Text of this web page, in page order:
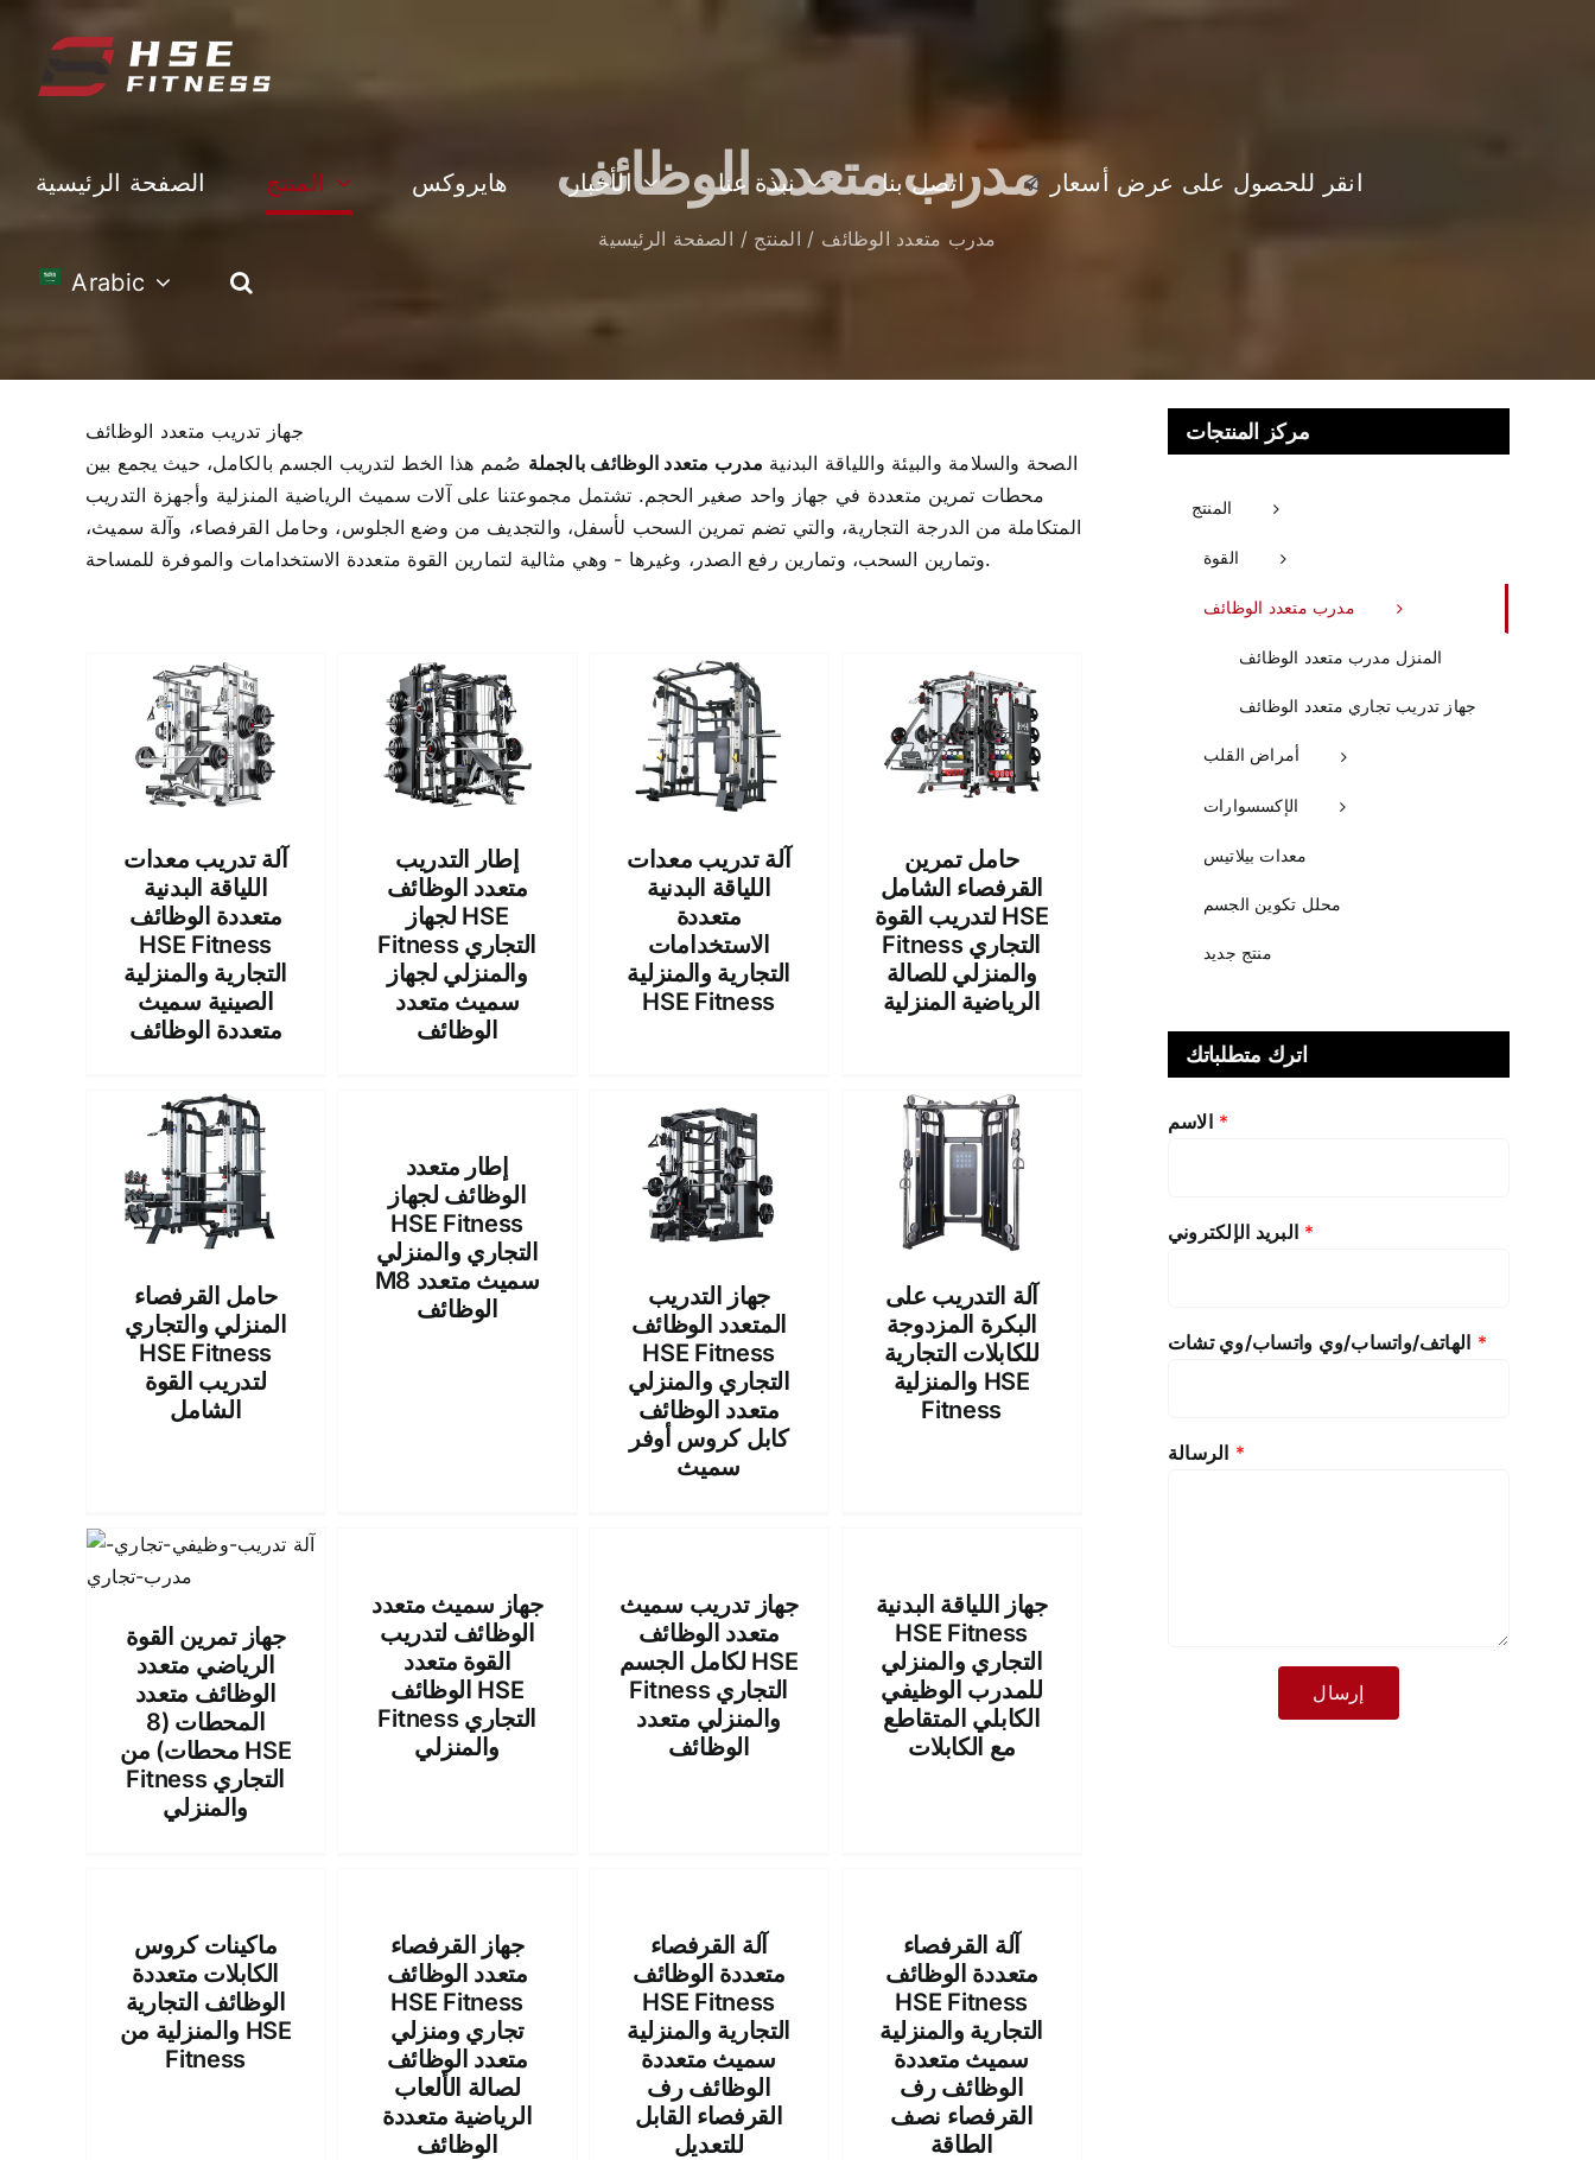
الصفحة الرئيسية المنتج هايروكس الأخبار نبذة عنا اتصل بنا انقر للحصول على عرض أسعار
Arabic
مدرب متعدد الوظائف
الصفحة الرئيسية المنتج مدرب متعدد الوظائف
جهاز تدريب متعدد الوظائف
الصحة والسلامة والبيئة واللياقة البدنية مدرب متعدد الوظائف بالجملة صُمم هذا الخط لتدريب الجسم بالكامل، حيث يجمع بين
محطات تمرين متعددة في جهاز واحد صغير الحجم. تشتمل مجموعتنا على آلات سميث الرياضية المنزلية وأجهزة التدريب
المتكاملة من الدرجة التجارية، والتي تضم تمرين السحب لأسفل، والتجديف من وضع الجلوس، وحامل القرفصاء، وآلة سميث،
وتمارين السحب، وتمارين رفع الصدر، وغيرها - وهي مثالية لتمارين القوة متعددة الاستخدامات والموفرة للمساحة.
آلة تدريب معدات
اللياقة البدنية
متعددة الوظائف
HSE Fitness
التجارية والمنزلية
الصينية سميث
متعددة الوظائف
إطار التدريب
متعدد الوظائف
لجهاز HSE
Fitness التجاري
والمنزلي لجهاز
سميث متعدد
الوظائف
آلة تدريب معدات
اللياقة البدنية
متعددة
الاستخدامات
التجارية والمنزلية
HSE Fitness
حامل تمرين
القرفصاء الشامل
لتدريب القوة HSE
Fitness التجاري
والمنزلي للصالة
الرياضية المنزلية
حامل القرفصاء
المنزلي والتجاري
HSE Fitness
لتدريب القوة
الشامل
إطار متعدد
الوظائف لجهاز
HSE Fitness
التجاري والمنزلي
M8 سميث متعدد
الوظائف
جهاز التدريب
المتعدد الوظائف
HSE Fitness
التجاري والمنزلي
متعدد الوظائف
كابل كروس أوفر
سميث
آلة التدريب على
البكرة المزدوجة
للكابلات التجارية
والمنزلية HSE
Fitness
جهاز تمرين القوة
الرياضي متعدد
الوظائف متعدد
المحطات (8
محطات) من HSE
Fitness التجاري
والمنزلي
جهاز سميث متعدد
الوظائف لتدريب
القوة متعدد
الوظائف HSE
Fitness التجاري
والمنزلي
جهاز تدريب سميث
متعدد الوظائف
لكامل الجسم HSE
Fitness التجاري
والمنزلي متعدد
الوظائف
جهاز اللياقة البدنية
HSE Fitness
التجاري والمنزلي
للمدرب الوظيفي
الكابلي المتقاطع
مع الكابلات
ماكينات كروس
الكابلات متعددة
الوظائف التجارية
والمنزلية من HSE
Fitness
جهاز القرفصاء
متعدد الوظائف
HSE Fitness
تجاري ومنزلي
متعدد الوظائف
لصالة الألعاب
الرياضية متعددة
الوظائف
آلة القرفصاء
متعددة الوظائف
HSE Fitness
التجارية والمنزلية
سميث متعددة
الوظائف رف
القرفصاء القابل
للتعديل
آلة القرفصاء
متعددة الوظائف
HSE Fitness
التجارية والمنزلية
سميث متعددة
الوظائف رف
القرفصاء نصف
الطاقة
مركز المنتجات
المنتج
القوة
مدرب متعدد الوظائف
المنزل مدرب متعدد الوظائف
جهاز تدريب تجاري متعدد الوظائف
أمراض القلب
الإكسسوارات
معدات بيلاتيس
محلل تكوين الجسم
منتج جديد
اترك متطلباتك
الاسم *
البريد الإلكتروني *
الهاتف/واتساب/وي واتساب/وي تشات *
الرسالة *